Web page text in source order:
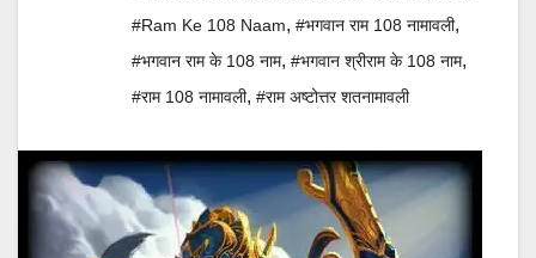
#Ram Ke 108 Naam, #भगवान राम 108 नामावली,
#भगवान राम के 108 नाम, #भगवान श्रीराम के 108 नाम,
#राम 108 नामावली, #राम अष्टोत्तर शतनामावली